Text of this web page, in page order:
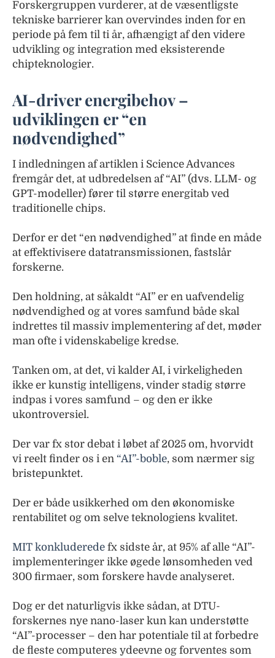
Forskergruppen vurderer, at de væsentligste
tekniske barrierer kan overvindes inden for en
periode på fem til ti år, afhængigt af den videre
udvikling og integration med eksisterende
chipteknologier.
AI-driver energibehov –
udviklingen er “en
nødvendighed”
I indledningen af artiklen i Science Advances
fremgår det, at udbredelsen af “AI” (dvs. LLM- og
GPT-modeller) fører til større energitab ved
traditionelle chips.
Derfor er det “en nødvendighed” at finde en måde
at effektivisere datatransmissionen, fastslår
forskerne.
Den holdning, at såkaldt “AI” er en uafvendelig
nødvendighed og at vores samfund både skal
indrettes til massiv implementering af det, møder
man ofte i videnskabelige kredse.
Tanken om, at det, vi kalder AI, i virkeligheden
ikke er kunstig intelligens, vinder stadig større
indpas i vores samfund – og den er ikke
ukontroversiel.
Der var fx stor debat i løbet af 2025 om, hvorvidt
vi reelt finder os i en “AI”-boble, som nærmer sig
bristepunktet.
Der er både usikkerhed om den økonomiske
rentabilitet og om selve teknologiens kvalitet.
MIT konkluderede fx sidste år, at 95% af alle “AI”-
implementeringer ikke øgede lønsomheden ved
300 firmaer, som forskere havde analyseret.
Dog er det naturligvis ikke sådan, at DTU-
forskernes nye nano-laser kun kan understøtte
“AI”-processer – den har potentiale til at forbedre
de fleste computeres ydeevne og forventes som